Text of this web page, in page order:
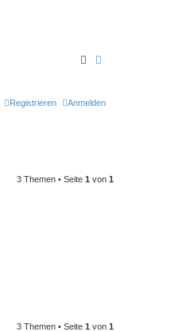
Suche
Anmelden
Registrieren
3 Themen • Seite 1 von 1
3 Themen • Seite 1 von 1